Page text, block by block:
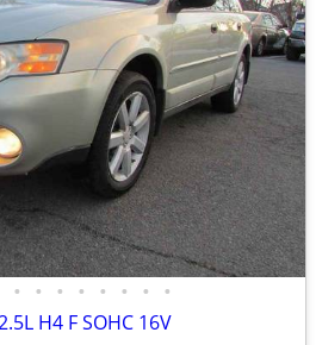
• • • • • • • •
H4 F SOHC 16V